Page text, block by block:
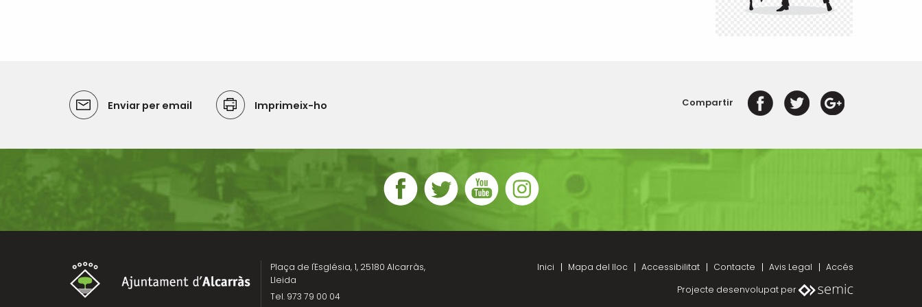
Enviar per email Imprimeix-ho Compartir
Plaça de l'Església, 1, 25180 Alcarràs,
Lleida
Tel. 973 79 00 04
Inici Mapa del lloc Accessibilitat Contacte Avis Legal
Accés
Projecte desenvolupat per